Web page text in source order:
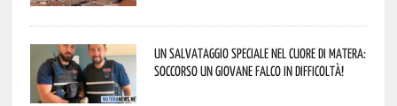
Un salvataggio speciale nel cuore di Matera:
soccorso un giovane falco in difficoltà!